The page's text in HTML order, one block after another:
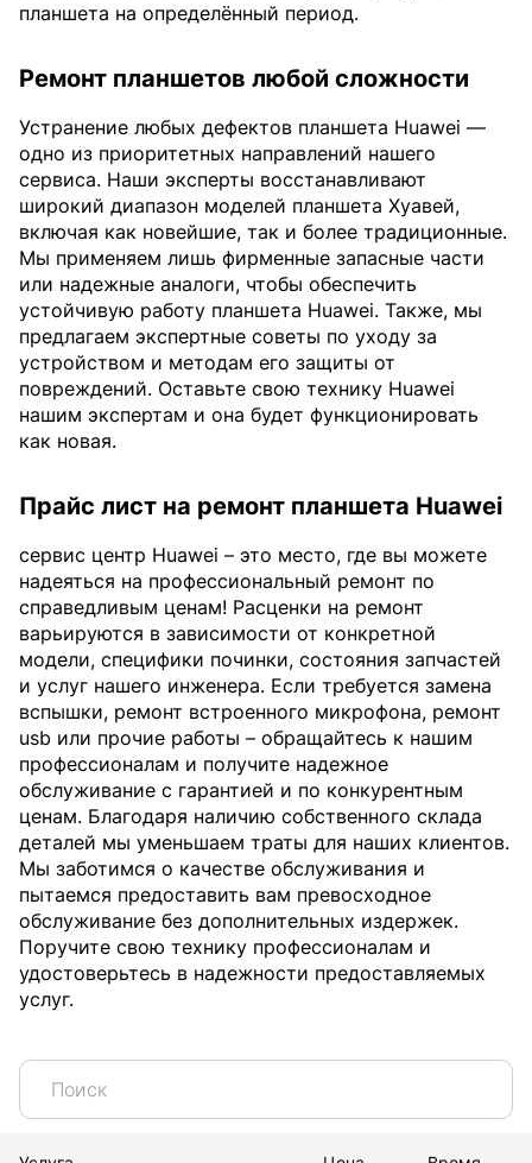
планшета на определённый период.
Ремонт планшетов любой сложности
Устранение любых дефектов планшета Huawei —
одно из приоритетных направлений нашего
сервиса. Наши эксперты восстанавливают
широкий диапазон моделей планшета Хуавей,
включая как новейшие, так и более традиционные.
Мы применяем лишь фирменные запасные части
или надежные аналоги, чтобы обеспечить
устойчивую работу планшета Huawei. Также, мы
предлагаем экспертные советы по уходу за
устройством и методам его защиты от
повреждений. Оставьте свою технику Huawei
нашим экспертам и она будет функционировать
как новая.
Прайс лист на ремонт планшета Huawei
сервис центр Huawei – это место, где вы можете
надеяться на профессиональный ремонт по
справедливым ценам! Расценки на ремонт
варьируются в зависимости от конкретной
модели, специфики починки, состояния запчастей
и услуг нашего инженера. Если требуется замена
вспышки, ремонт встроенного микрофона, ремонт
usb или прочие работы – обращайтесь к нашим
профессионалам и получите надежное
обслуживание с гарантией и по конкурентным
ценам. Благодаря наличию собственного склада
деталей мы уменьшаем траты для наших клиентов.
Мы заботимся о качестве обслуживания и
пытаемся предоставить вам превосходное
обслуживание без дополнительных издержек.
Поручите свою технику профессионалам и
удостоверьтесь в надежности предоставляемых
услуг.